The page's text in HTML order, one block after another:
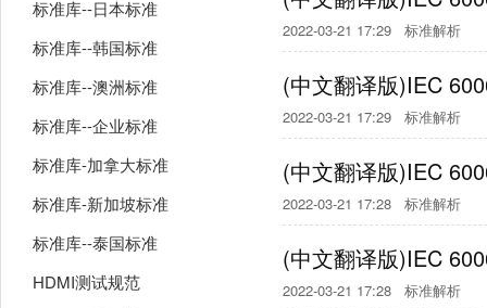
标准库--日本标准
标准库--韩国标准
标准库--澳洲标准
标准库--企业标准
标准库-加拿大标准
标准库-新加坡标准
标准库--泰国标准
HDMI测试规范
2022-03-21 17:29 标准解析
(中文翻译版)IEC
2022-03-21 17:29 标准解析
(中文翻译版)IEC
2022-03-21 17:28 标准解析
(中文翻译版)IEC
2022-03-21 17:28 标准解析